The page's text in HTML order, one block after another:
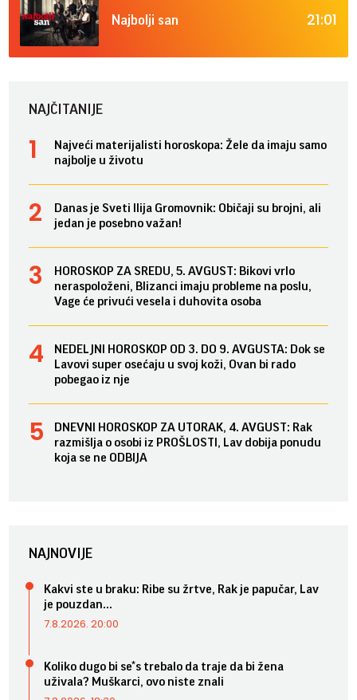
Najbolji san 21:01
NAJČITANIJE
Najveći materijalisti horoskopa: Žele da imaju samo
najbolje u životu
Danas je Sveti Ilija Gromovnik: Običaji su brojni, ali
jedan je posebno važan!
HOROSKOP ZA SREDU, 5. AVGUST: Bikovi vrlo
neraspoloženi, Blizanci imaju probleme na poslu,
Vage će privući vesela i duhovita osoba
NEDELJNI HOROSKOP OD 3. DO 9. AVGUSTA: Dok se
Lavovi super osećaju u svoj koži, Ovan bi rado
pobegao iz nje
DNEVNI HOROSKOP ZA UTORAK, 4. AVGUST: Rak
razmišlja o osobi iz PROŠLOSTI, Lav dobija ponudu
koja se ne ODBIJA
NAJNOVIJE
Kakvi ste u braku: Ribe su žrtve, Rak je papučar, Lav
je pouzdan...
7.8.2026. 20:00
Koliko dugo bi se*s trebalo da traje da bi žena
uživala? Muškarci, ovo niste znali